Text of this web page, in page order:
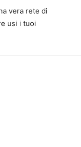
vera rete di
usi i tuoi